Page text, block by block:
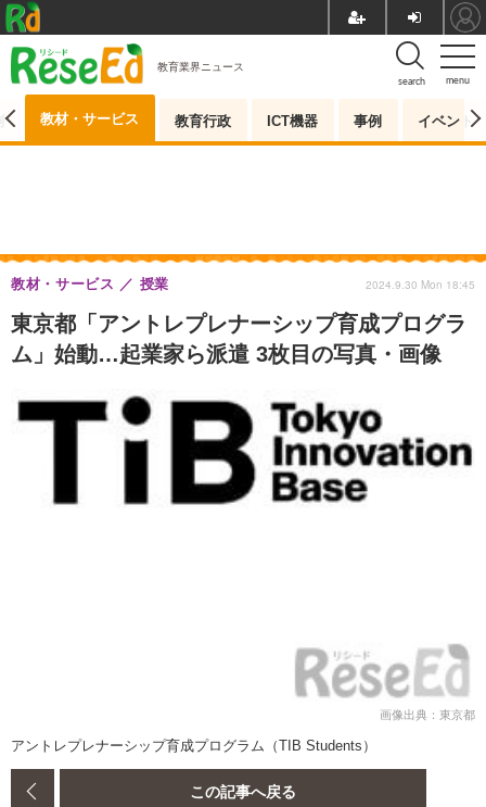
menu
search
教育業界ニュース
教材・サービス 教育行政 ICT機器 事例 イベント
東京都「アントレプレナーシップ育成プログラ
ム」始動…起業家ら派遣 3枚目の写真・画像
教材・サービス 授業 2024.9.30 Mon 18:45
画像出典：東京都
アントレプレナーシップ育成プログラム（TIB Students）
この記事へ戻る